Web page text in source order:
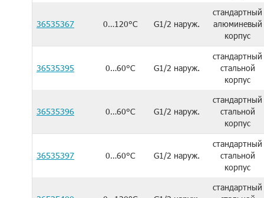
36535367 0…120°C G1/2 наруж.
стандартный
алюминевый
корпус
36535395 0…60°C G1/2 наруж.
стандартный
стальной
корпус
36535396 0…60°C G1/2 наруж.
стандартный
стальной
корпус
36535397 0…60°C G1/2 наруж.
стандартный
стальной
корпус
стандартный